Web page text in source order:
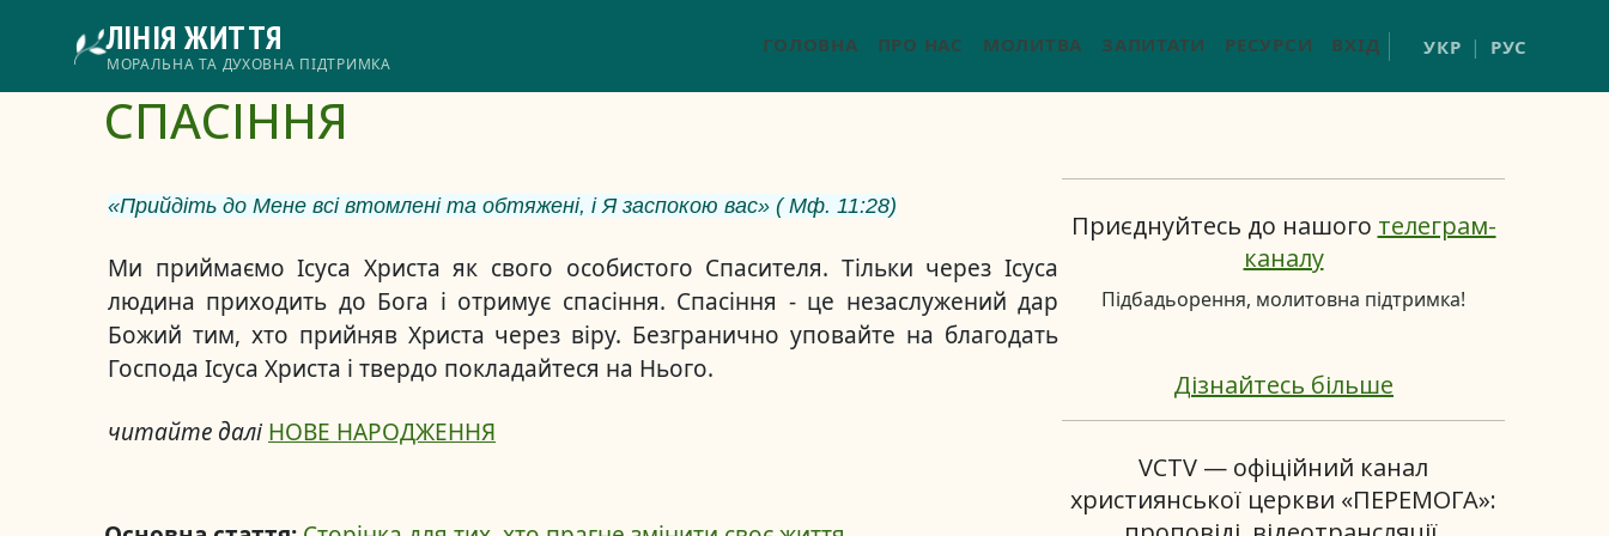
основного
ЛІНІЯ ЖИТТЯ
МОРАЛЬНА ТА ДУХОВНА ПІДТРИМКА
ГОЛОВНА ПРО НАС МОЛИТВА ЗАПИТАТИ РЕСУРСИ ВХІД УКР РУС
СПАСІННЯ
«Прийдіть до Мене всі втомлені та обтяжені, і Я заспокою вас» ( Мф. 11:28)
Ми приймаємо Ісуса Христа як свого особистого Спасителя. Тільки через Ісуса
людина приходить до Бога і отримує спасіння. Спасіння - це незаслужений дар
Божий тим, хто прийняв Христа через віру. Безгранично уповайте на благодать
Господа Ісуса Христа і твердо покладайтеся на Нього.
читайте далі НОВЕ НАРОДЖЕННЯ
Приєднуйтесь до нашого телеграм-
каналу
Підбадьорення, молитовна підтримка!
Дізнайтесь більше
VCTV — офіційний канал
християнської церкви «ПЕРЕМОГА»: